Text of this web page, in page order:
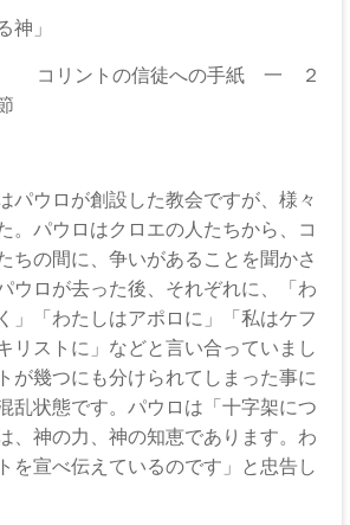
神」
リントの信徒への手紙 一 ２
パウロが創設した教会ですが、様々
。パウロはクロエの人たちから、コ
ちの間に、争いがあることを聞かさ
ウロが去った後、それぞれに、「わ
」「わたしはアポロに」「私はケフ
リストに」などと言い合っていまし
が幾つにも分けられてしまった事に
乱状態です。パウロは「十字架につ
、神の力、神の知恵であります。わ
を宣べ伝えているのです」と忠告し